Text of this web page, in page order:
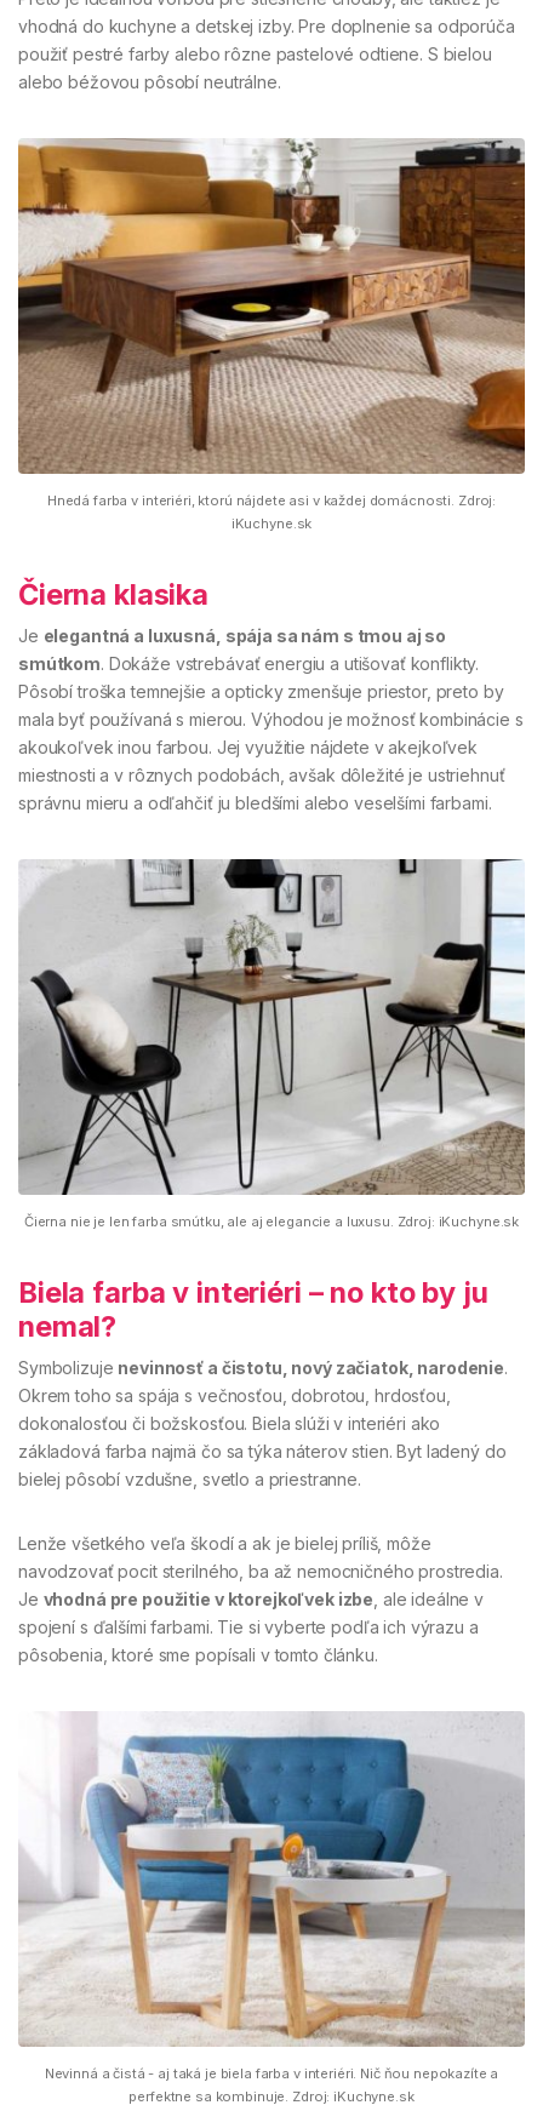
vhodná do kuchyne a detskej izby. Pre doplnenie sa odporúča
použiť pestré farby alebo rôzne pastelové odtiene. S bielou
alebo béžovou pôsobí neutrálne.
Hnedá farba v interiéri, ktorú nájdete asi v každej domácnosti. Zdroj:
iKuchyne.sk
Čierna klasika
Je elegantná a luxusná, spája sa nám s tmou aj so
smútkom. Dokáže vstrebávať energiu a utišovať konflikty.
Pôsobí troška temnejšie a opticky zmenšuje priestor, preto by
mala byť používaná s mierou. Výhodou je možnosť kombinácie s
akoukoľvek inou farbou. Jej využitie nájdete v akejkoľvek
miestnosti a v rôznych podobách, avšak dôležité je ustriehnuť
správnu mieru a odľahčiť ju bledšími alebo veselšími farbami.
Čierna nie je len farba smútku, ale aj elegancie a luxusu. Zdroj: iKuchyne.sk
Biela farba v interiéri – no kto by ju
nemal?
Symbolizuje nevinnosť a čistotu, nový začiatok, narodenie.
Okrem toho sa spája s večnosťou, dobrotou, hrdosťou,
dokonalosťou či božskosťou. Biela slúži v interiéri ako
základová farba najmä čo sa týka náterov stien. Byt ladený do
bielej pôsobí vzdušne, svetlo a priestranne.
Lenže všetkého veľa škodí a ak je bielej príliš, môže
navodzovať pocit sterilného, ba až nemocničného prostredia.
Je vhodná pre použitie v ktorejkoľvek izbe , ale ideálne v
spojení s ďalšími farbami. Tie si vyberte podľa ich výrazu a
pôsobenia, ktoré sme popísali v tomto článku.
Nevinná a čistá - aj taká je biela farba v interiéri. Nič ňou nepokazíte a
perfektne sa kombinuje. Zdroj: iKuchyne.sk